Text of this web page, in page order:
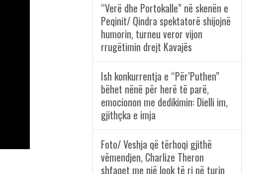
“Verë dhe Portokalle” në skenën e
Peqinit/ Qindra spektatorë shijojnë
humorin, turneu veror vijon
rrugëtimin drejt Kavajës
Ish konkurrentja e “Për’Puthen”
bëhet nënë për herë të parë,
emocionon me dedikimin: Dielli im,
gjithçka e imja
Foto/ Veshja që tërhoqi gjithë
vëmendjen, Charlize Theron
shfaqet me një look të ri në turin